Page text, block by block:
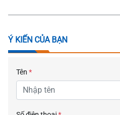
Ý KIẾN CỦA BẠN
Tên *